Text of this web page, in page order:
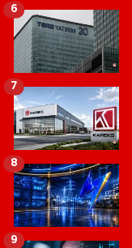
6
7
8
9